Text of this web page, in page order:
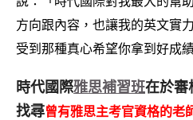
方向跟內容，也讓我的英文實
受到那種真心希望你拿到好成
時代國際雅思補習班在於審
找尋曾有雅思主考官資格的老